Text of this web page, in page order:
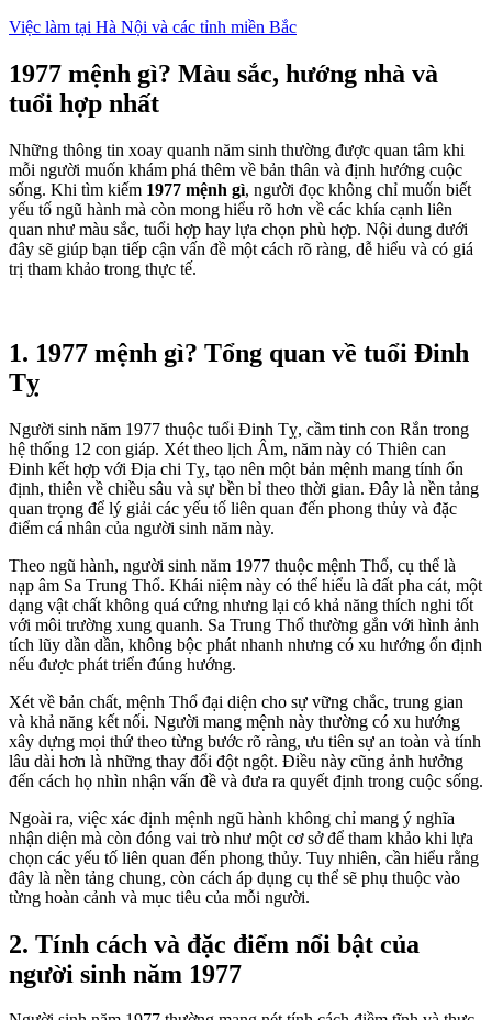
Việc làm tại Hà Nội và các tỉnh miền Bắc
1977 mệnh gì? Màu sắc, hướng nhà và
tuổi hợp nhất
Những thông tin xoay quanh năm sinh thường được quan tâm khi
mỗi người muốn khám phá thêm về bản thân và định hướng cuộc
sống. Khi tìm kiếm 1977 mệnh gì, người đọc không chỉ muốn biết
yếu tố ngũ hành mà còn mong hiểu rõ hơn về các khía cạnh liên
quan như màu sắc, tuổi hợp hay lựa chọn phù hợp. Nội dung dưới
đây sẽ giúp bạn tiếp cận vấn đề một cách rõ ràng, dễ hiểu và có giá
trị tham khảo trong thực tế.
1. 1977 mệnh gì? Tổng quan về tuổi Đinh
Tỵ
Người sinh năm 1977 thuộc tuổi Đinh Tỵ, cầm tinh con Rắn trong
hệ thống 12 con giáp. Xét theo lịch Âm, năm này có Thiên can
Đinh kết hợp với Địa chi Tỵ, tạo nên một bản mệnh mang tính ổn
định, thiên về chiều sâu và sự bền bỉ theo thời gian. Đây là nền tảng
quan trọng để lý giải các yếu tố liên quan đến phong thủy và đặc
điểm cá nhân của người sinh năm này.
Theo ngũ hành, người sinh năm 1977 thuộc mệnh Thổ, cụ thể là
nạp âm Sa Trung Thổ. Khái niệm này có thể hiểu là đất pha cát, một
dạng vật chất không quá cứng nhưng lại có khả năng thích nghi tốt
với môi trường xung quanh. Sa Trung Thổ thường gắn với hình ảnh
tích lũy dần dần, không bộc phát nhanh nhưng có xu hướng ổn định
nếu được phát triển đúng hướng.
Xét về bản chất, mệnh Thổ đại diện cho sự vững chắc, trung gian
và khả năng kết nối. Người mang mệnh này thường có xu hướng
xây dựng mọi thứ theo từng bước rõ ràng, ưu tiên sự an toàn và tính
lâu dài hơn là những thay đổi đột ngột. Điều này cũng ảnh hưởng
đến cách họ nhìn nhận vấn đề và đưa ra quyết định trong cuộc sống.
Ngoài ra, việc xác định mệnh ngũ hành không chỉ mang ý nghĩa
nhận diện mà còn đóng vai trò như một cơ sở để tham khảo khi lựa
chọn các yếu tố liên quan đến phong thủy. Tuy nhiên, cần hiểu rằng
đây là nền tảng chung, còn cách áp dụng cụ thể sẽ phụ thuộc vào
từng hoàn cảnh và mục tiêu của mỗi người.
2. Tính cách và đặc điểm nổi bật của
người sinh năm 1977